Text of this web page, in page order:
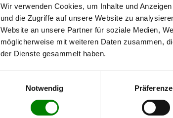
Wir verwenden Cookies, um Inhalte und
und die Zugriffe auf unsere Website zu
Website an unsere Partner für soziale Medien,
möglicherweise mit weiteren Daten zusammen,
der Dienste gesammelt haben.
Notwendig
Monster Meadows
Dieses Projekt war Bestandteil meiner
Beispiel vonPokémonund einen selbst
bewertet wurde. Neben dem kleinen
Umfrage inklusive Auswertung sowie eine
Private PHP-Projekte
Seit über 10 Jahren habe ich mich daran